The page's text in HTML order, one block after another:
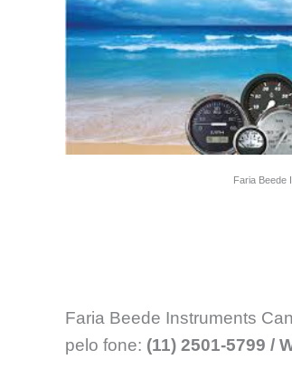
Faria Beede
Faria Beede Instruments
pelo fone: (11) 2501-5799 /